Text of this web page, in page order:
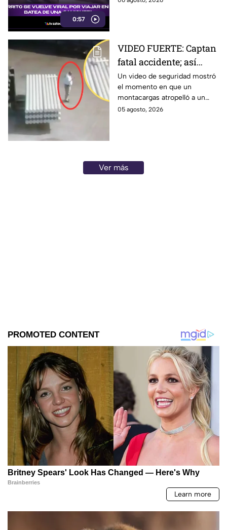
0:57
VIDEO FUERTE: Captan
fatal accidente; así
montacargas atropelló
a trabajador distraído
en su celular
Un video de seguridad mostró
el momento en que un
montacargas atropelló a un
trabajador dentro de una planta
05 agosto, 2026
Ver más